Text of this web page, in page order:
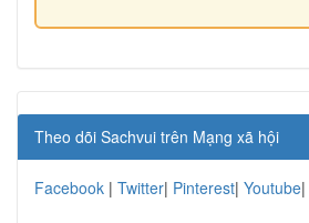
Theo dõi Sachvui trên Mạng xã hội
Facebook | Twitter| Pinterest| Youtube|